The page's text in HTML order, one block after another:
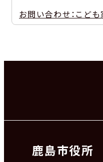
お問い合わせ：こども
鹿島市役所